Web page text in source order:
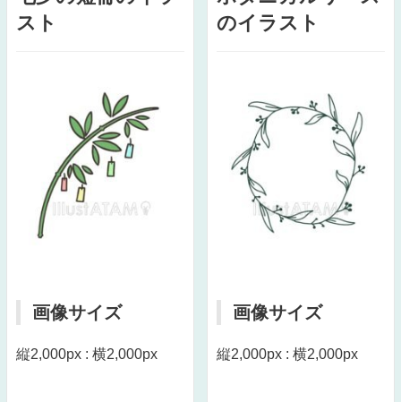
スト
画像サイズ
縦2,000px : 横2,000px
のイラスト
画像サイズ
縦2,000px : 横2,000px